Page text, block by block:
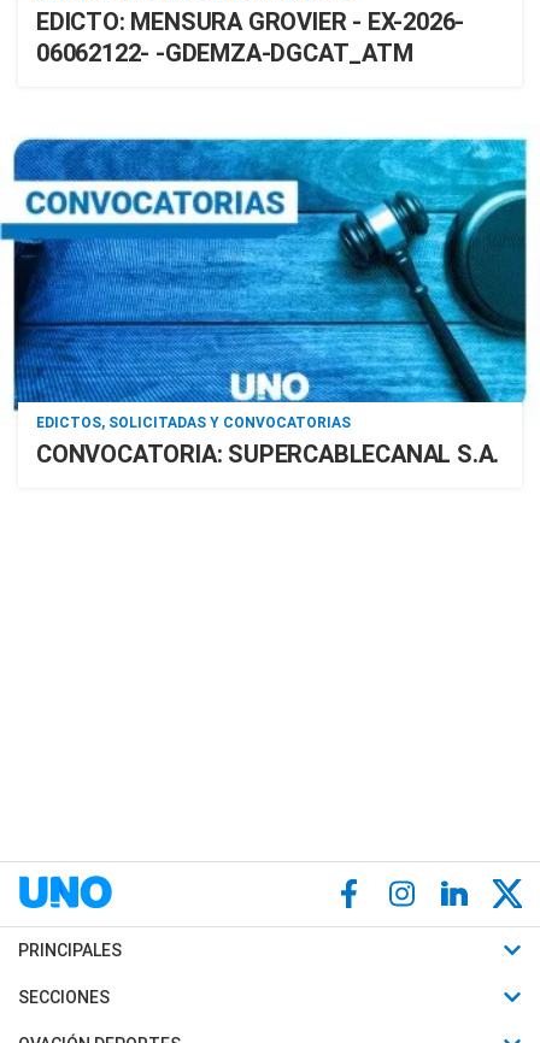
EDICTO: MENSURA GROVIER - EX-2026-
06062122- -GDEMZA-DGCAT_ATM
EDICTOS, SOLICITADAS Y CONVOCATORIAS
CONVOCATORIA: SUPERCABLECANAL S.A.
PRINCIPALES
Últimas Noticias
Política
SECCIONES